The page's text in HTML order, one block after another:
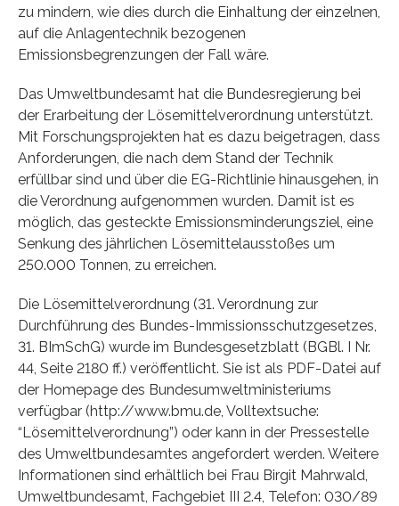
zu mindern, wie dies durch die Einhaltung der einzelnen,
auf die Anlagentechnik bezogenen
Emissionsbegrenzungen der Fall wäre.
Das Umweltbundesamt hat die Bundesregierung bei
der Erarbeitung der Lösemittelverordnung unterstützt.
Mit Forschungsprojekten hat es dazu beigetragen, dass
Anforderungen, die nach dem Stand der Technik
erfüllbar sind und über die EG-Richtlinie hinausgehen, in
die Verordnung aufgenommen wurden. Damit ist es
möglich, das gesteckte Emissionsminderungsziel, eine
Senkung des jährlichen Lösemittelausstoßes um
250.000 Tonnen, zu erreichen.
Die Lösemittelverordnung (31. Verordnung zur
Durchführung des Bundes-Immissionsschutzgesetzes,
31. BImSchG) wurde im Bundesgesetzblatt (BGBl. I Nr.
44, Seite 2180 ff.) veröffentlicht. Sie ist als PDF-Datei auf
der Homepage des Bundesumweltministeriums
verfügbar (http://www.bmu.de, Volltextsuche:
“Lösemittelverordnung”) oder kann in der Pressestelle
des Umweltbundesamtes angefordert werden. Weitere
Informationen sind erhältlich bei Frau Birgit Mahrwald,
Umweltbundesamt, Fachgebiet III 2.4, Telefon: 030/89